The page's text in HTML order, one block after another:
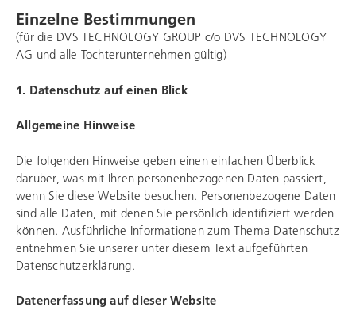
Einzelne Bestimmungen
(für die DVS TECHNOLOGY GROUP c/o DVS TECHNOLOGY
AG und alle Tochterunternehmen gültig)
1. Datenschutz auf einen Blick
Allgemeine Hinweise
Die folgenden Hinweise geben einen einfachen Überblick
darüber, was mit Ihren personenbezogenen Daten passiert,
wenn Sie diese Website besuchen. Personenbezogene Daten
sind alle Daten, mit denen Sie persönlich identifiziert werden
können. Ausführliche Informationen zum Thema Datenschutz
entnehmen Sie unserer unter diesem Text aufgeführten
Datenschutzerklärung.
Datenerfassung auf dieser Website